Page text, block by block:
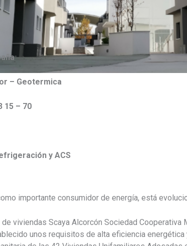
– Geotermica
15 – 70
y ACS
importante consumidor de energía, está
viviendas Scaya Alcorcón Sociedad
unos requisitos de alta eficiencia